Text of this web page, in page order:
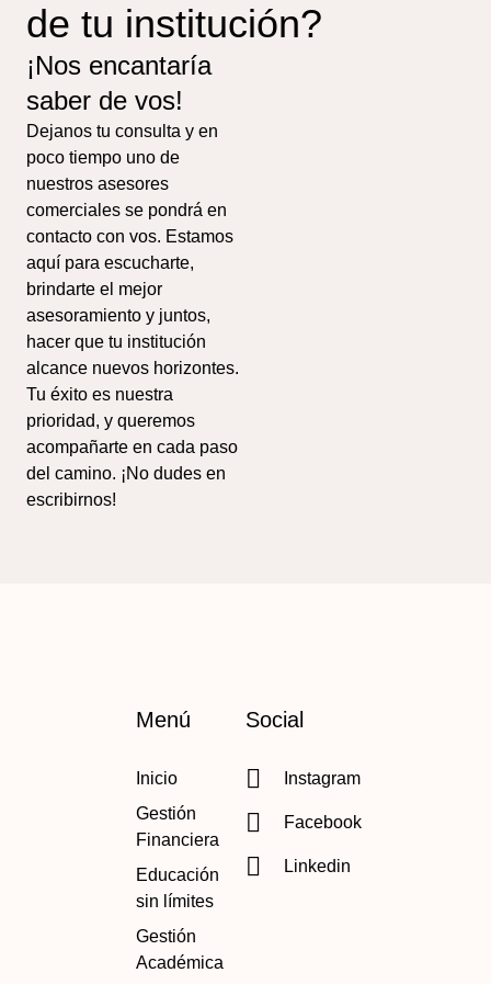
de tu institución?
¡Nos encantaría
saber de vos!
Dejanos tu consulta y en
poco tiempo uno de
nuestros asesores
comerciales se pondrá en
contacto con vos. Estamos
aquí para escucharte,
brindarte el mejor
asesoramiento y juntos,
hacer que tu institución
alcance nuevos horizontes.
Tu éxito es nuestra
prioridad, y queremos
acompañarte en cada paso
del camino. ¡No dudes en
escribirnos!
Menú
Inicio
Gestión
Financiera
Educación
sin límites
Gestión
Académica
Social
Instagram
Facebook
Linkedin